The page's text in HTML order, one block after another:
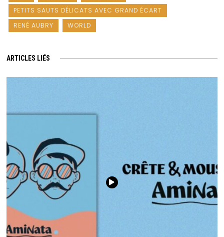
PETITS SAUTS DÉLICATS AVEC GRAND ÉCART
RENÉ AUBRY
WORLD
ARTICLES LIÉS